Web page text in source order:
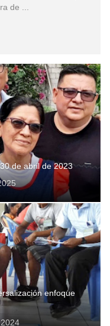
de ...
de abril de 2023
enfoque